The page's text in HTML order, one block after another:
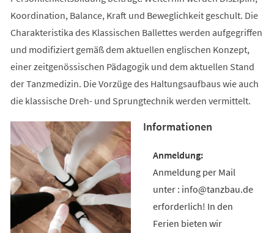
Koordination, Balance, Kraft und Beweglichkeit geschult. Die
Charakteristika des Klassischen Ballettes werden aufgegriffen
und modifiziert gemäß dem aktuellen englischen Konzept,
einer zeitgenössischen Pädagogik und dem aktuellen Stand
der Tanzmedizin. Die Vorzüge des Haltungsaufbaus wie auch
die klassische Dreh- und Sprungtechnik werden vermittelt.
Informationen
Anmeldung per Mail
unter : info@tanzbau.de
erforderlich! In den
Ferien bieten wir